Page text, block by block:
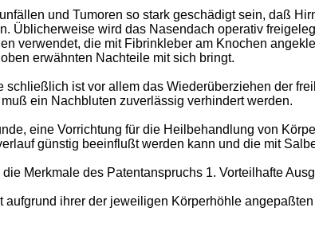
und Tumoren so stark geschädigt sein, daß
Üblicherweise wird das Nasendach operativ
verwendet, die mit Fibrinkleber am Knochen
erwähnten Nachteile mit sich bringt.
schließlich ist vor allem das Wiederüberziehen der
ein Nachbluten zuverlässig verhindert werden.
eine Vorrichtung für die Heilbehandlung von
günstig beeinflußt werden kann und die mit
Merkmale des Patentanspruchs 1. Vorteilhafte
aufgrund ihrer der jeweiligen Körperhöhle